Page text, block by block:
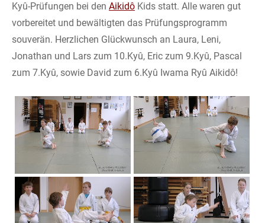
Kyû-Prüfungen bei den Aikidô Kids statt. Alle waren gut
vorbereitet und bewältigten das Prüfungsprogramm
souverän. Herzlichen Glückwunsch an Laura, Leni,
Jonathan und Lars zum 10.Kyû, Eric zum 9.Kyû, Pascal
zum 7.Kyû, sowie David zum 6.Kyû Iwama Ryû Aikidô!